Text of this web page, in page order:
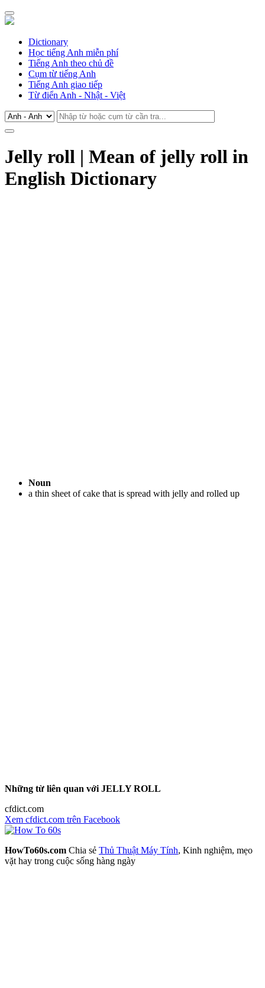
Dictionary
Học tiếng Anh miễn phí
Tiếng Anh theo chủ đề
Cụm từ tiếng Anh
Tiếng Anh giao tiếp
Từ điển Anh - Nhật - Việt
Jelly roll | Mean of jelly roll in
English Dictionary
Noun
a thin sheet of cake that is spread with jelly and rolled up
Những từ liên quan với JELLY ROLL
cfdict.com
Xem cfdict.com trên Facebook
HowTo60s.com Chia sẻ Thủ Thuật Máy Tính, Kinh nghiệm, mẹo
vặt hay trong cuộc sống hàng ngày